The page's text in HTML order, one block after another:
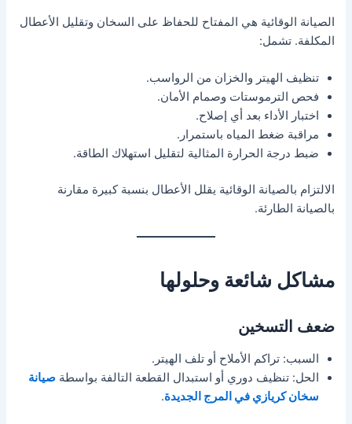
الصيانة الوقائية هي المفتاح للحفاظ على السخان وتقليل الأعطال
المكلفة. تشمل:
تنظيف الهيتر والخزان من الرواسب.
فحص الترموستات وصمام الأمان.
اختبار الأداء بعد أي إصلاح.
مراقبة ضغط المياه باستمرار.
ضبط درجة الحرارة المثالية لتقليل استهلاك الطاقة.
الالتزام بالصيانة الوقائية يقلل الأعطال بنسبة كبيرة مقارنة
بالصيانة الطارئة.
مشاكل شائعة وحلولها
ضعف التسخين
السبب: تراكم الأملاح أو تلف الهيتر.
الحل: تنظيف دوري أو استبدال القطعة التالفة بواسطةصيانة
سخان كريازي في المرج الجديدة.